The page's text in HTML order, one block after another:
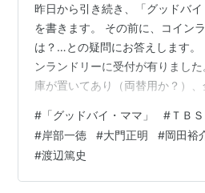
昨日から引き続き、「グッドバ
を書きます。 その前に、コイン
は？…との疑問にお答えします。
ンランドリーに受付が有りまし
庫が置いてあり（両替用か？）
物の重さを量ります。 そして、
売ってました。 …で、客は機械に
した。 受付の仕事は両替と、機
犯の為の店番と、使い方を説明
# 「グッドバイ・ママ」 #ＴＢ
#岸部一徳 #大門正明 #岡田裕
#渡辺篤史